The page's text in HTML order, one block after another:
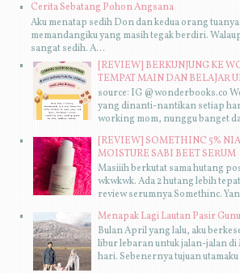
Cerita Sebatang Pohon Angsana
Aku menatap sedih Don dan kedua orang
memandangiku yang masih tegak berdiri.
sangat sedih. A...
[REVIEW] BERKUNJUNG KE
TEMPAT MAIN DAN BELAJAR
source: IG @wonderbooks.co
yang dinanti-nantikan setiap
working mom, nunggu banget
[REVIEW] SOMETHINC 5%
MOISTURE SABI BEET SERUM
Masiiih berkutat sama hutang
wkwkwk. Ada 2 hutang lebih
review serumnya Somethinc.
Menapak Lagi Lautan Pasir
Bulan April yang lalu, aku
libur lebaran untuk jalan-jalan di
hari. Sebenernya tujuan utamaku